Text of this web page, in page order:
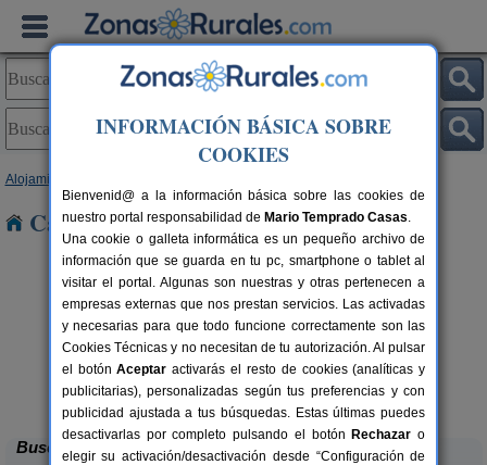
Alojamientos
Casas Rurales cerca de Xesta
10 pers.
desde25 €
Casa Ameneiros
Sanxenxo (Pontevedra)
Buscar
INFORMACIÓN BÁSICA SOBRE
COOKIES
Bienvenid@ a la información básica sobre las cookies de
nuestro portal responsabilidad de Mario Temprado Casas.
Una cookie o galleta informática es un pequeño archivo de
información que se guarda en tu pc, smartphone o tablet al
visitar el portal. Algunas son nuestras y otras pertenecen a
empresas externas que nos prestan servicios. Las activadas
y necesarias para que todo funcione correctamente son las
Cookies Técnicas y no necesitan de tu autorización. Al pulsar
el botónAceptar activarás el resto de cookies (analíticas y
publicitarias), personalizadas según tus preferencias y con
publicidad ajustada a tus búsquedas. Estas últimas puedes
desactivarlas por completo pulsando el botón Rechazar o
elegir su activación/desactivación desde “Configuración de